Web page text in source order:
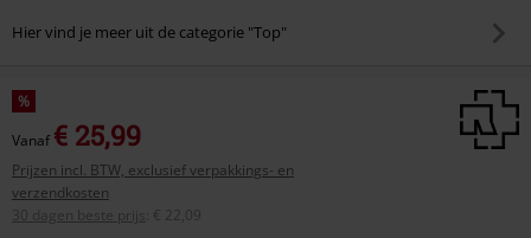
Hier vind je meer uit de categorie "Top"
%
Vanaf€ 25,99
Prijzen incl. BTW, exclusief verpakkings- en
verzendkosten
30 dagen beste prijs
€ 22,09